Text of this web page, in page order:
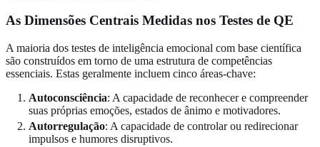
As Dimensões Centrais Medidas nos Testes de QE
A maioria dos testes de inteligência emocional com base científica
são construídos em torno de uma estrutura de competências
essenciais. Estas geralmente incluem cinco áreas-chave:
Autoconsciência: A capacidade de reconhecer e compreender
suas próprias emoções, estados de ânimo e motivadores.
Autorregulação: A capacidade de controlar ou redirecionar
impulsos e humores disruptivos.